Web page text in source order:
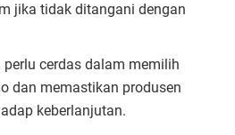
jika tidak ditangani dengan
perlu cerdas dalam memilih
dan memastikan produsen
keberlanjutan.